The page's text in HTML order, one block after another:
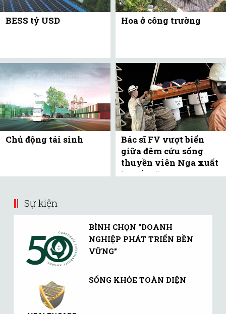
BESS tỷ USD Hoa ở công trường
Chủ động tái sinh
Bác sĩ FV vượt biển
giữa đêm cứu sống
thuyền viên Nga xuất
huyết não
Sự kiện
BÌNH CHỌN "DOANH
NGHIỆP PHÁT TRIỂN BỀN
VỮNG"
SỐNG KHỎE TOÀN DIỆN